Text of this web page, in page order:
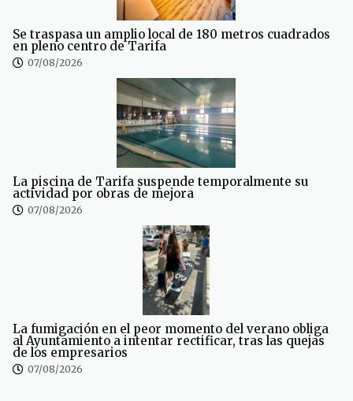
Se traspasa un amplio local de 180 metros cuadrados
en pleno centro de Tarifa
07/08/2026
La piscina de Tarifa suspende temporalmente su
actividad por obras de mejora
07/08/2026
La fumigación en el peor momento del verano obliga
al Ayuntamiento a intentar rectificar, tras las quejas
de los empresarios
07/08/2026